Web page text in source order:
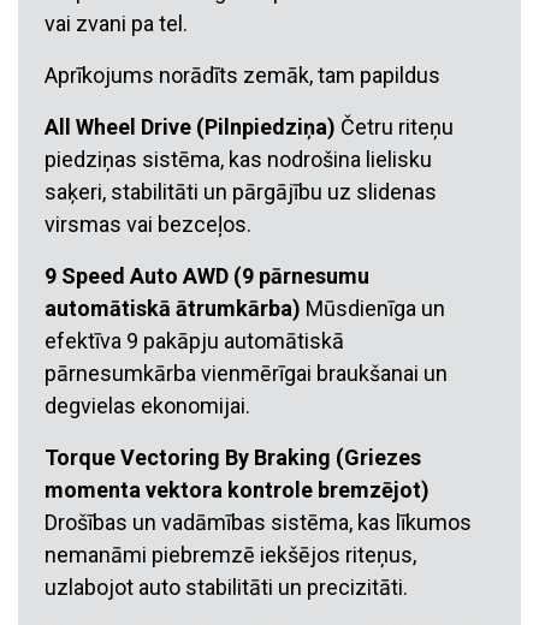
vai zvani pa tel.
Aprīkojums norādīts zemāk, tam papildus
All Wheel Drive (Pilnpiedziņa) Četru riteņu
piedziņas sistēma, kas nodrošina lielisku
saķeri, stabilitāti un pārgājību uz slidenas
virsmas vai bezceļos.
9 Speed Auto AWD (9 pārnesumu
automātiskā ātrumkārba) Mūsdienīga un
efektīva 9 pakāpju automātiskā
pārnesumkārba vienmērīgai braukšanai un
degvielas ekonomijai.
Torque Vectoring By Braking (Griezes
momenta vektora kontrole bremzējot)
Drošības un vadāmības sistēma, kas līkumos
nemanāmi piebremzē iekšējos riteņus,
uzlabojot auto stabilitāti un precizitāti.